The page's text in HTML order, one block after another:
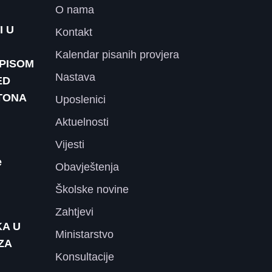
U
U
O nama
Kontakt
Kalendar pisanih provjera
Nastava
Uposlenici
Aktuelnosti
Vijesti
Obavještenja
Školske novine
Zahtjevi
Ministarstvo
Konsultacije